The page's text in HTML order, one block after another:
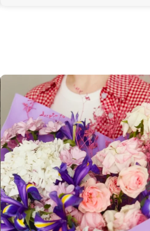
Санкт-Петербург
Самара
Уфа
Екатеринбург
Омск